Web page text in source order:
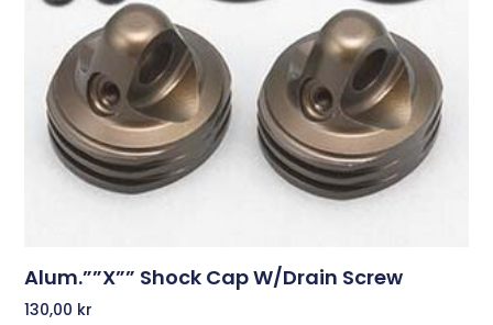
Alum.””X”” Shock Cap W/Drain Screw
130,00 kr